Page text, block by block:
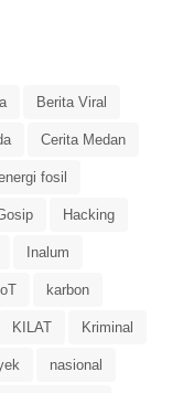
Berita Viral
Cerita Medan
fosil
Hacking
Inalum
IoT karbon
KILAT Kriminal
nasional